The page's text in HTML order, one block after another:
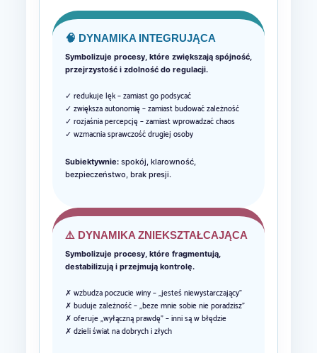
🧠 DYNAMIKA INTEGRUJĄCA
Symbolizuje procesy, które zwiększają spójność,
przejrzystość i zdolność do regulacji.
✓ redukuje lęk – zamiast go podsycać
✓ zwiększa autonomię – zamiast budować zależność
✓ rozjaśnia percepcję – zamiast wprowadzać chaos
✓ wzmacnia sprawczość drugiej osoby
Subiektywnie: spokój, klarowność,
bezpieczeństwo, brak presji.
⚠️ DYNAMIKA ZNIEKSZTAŁCAJĄCA
Symbolizuje procesy, które fragmentują,
destabilizują i przejmują kontrolę.
✗ wzbudza poczucie winy – „jesteś niewystarczający”
✗ buduje zależność – „beze mnie sobie nie poradzisz”
✗ oferuje „wyłączną prawdę” – inni są w błędzie
✗ dzieli świat na dobrych i złych